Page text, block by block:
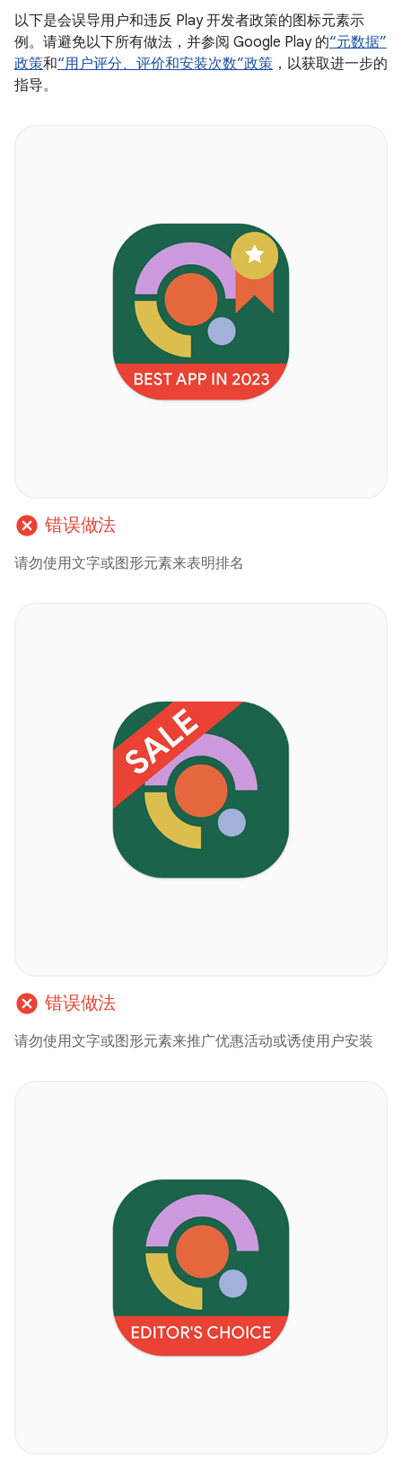
以下是会误导用户和违反 Play 开发者政策的图标元素示
例。请避免以下所有做法，并参阅 Google Play 的“元数据”
政策和“用户评分、评价和安装次数”政策 ，以获取进一步的
指导。
cancel 错误做法
请勿使用文字或图形元素来表明排名
cancel 错误做法
请勿使用文字或图形元素来推广优惠活动或诱使用户安装